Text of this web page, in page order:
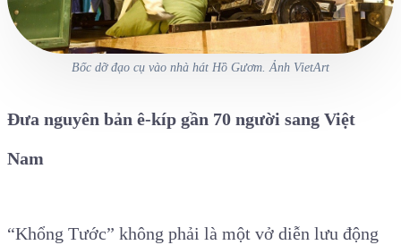
Bốc dỡ đạo cụ vào nhà hát Hồ Gươm. Ảnh VietArt
Đưa nguyên bản ê-kíp gần 70 người sang Việt
Nam
“Khổng Tước” không phải là một vở diễn lưu động